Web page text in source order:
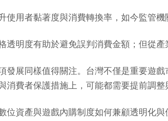
使用者黏著度與消費轉換率，如今監管
透明度有助於避免誤判消費金額；但從
發展同樣值得關注。台灣不僅是重要遊
消費者保護措施上，可能都需要提前調整
位資產與遊戲內購制度如何兼顧透明化